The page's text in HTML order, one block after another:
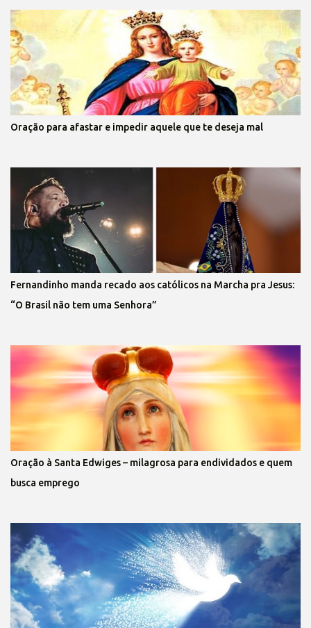
Oração para afastar e impedir aquele que te deseja mal
Fernandinho manda recado aos católicos na Marcha pra Jesus:
“O Brasil não tem uma Senhora”
Oração à Santa Edwiges – milagrosa para endividados e quem
busca emprego